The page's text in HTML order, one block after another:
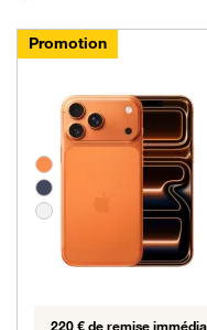
Promotion
Groupe de couleurs
220 € de remise